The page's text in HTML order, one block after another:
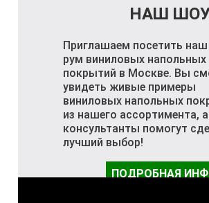
НАШ
Приглашаем посетить
рум виниловых напольных
покрытий в Москве. Вы
увидеть живые примеры
виниловых напольных
из нашего ассортимента, а
консультанты помогут
лучший выбор!
ПОДРОБНАЯ